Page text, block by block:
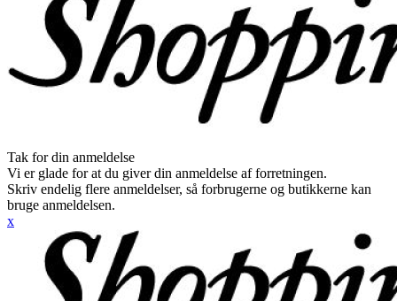
Tak for din anmeldelse
Vi er glade for at du giver din anmeldelse af forretningen.
Skriv endelig flere anmeldelser, så forbrugerne og butikkerne kan
bruge anmeldelsen.
x